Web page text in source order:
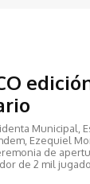
Municipal,
Ezequiel
de
de 2 mil